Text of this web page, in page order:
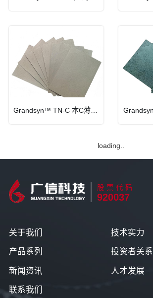
loading..
股票代码
920037
关于我们 技术实力
产品系列 投资者关系
新闻资讯 人才发展
联系我们